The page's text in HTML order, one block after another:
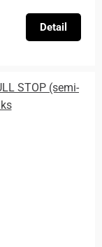
Detail
STOP (semi-